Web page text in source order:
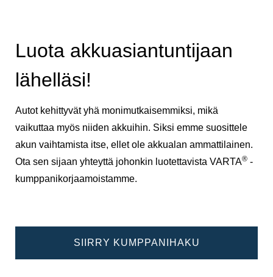
Luota akkuasiantuntijaan
lähelläsi!
Autot kehittyvät yhä monimutkaisemmiksi, mikä
vaikuttaa myös niiden akkuihin. Siksi emme suosittele
akun vaihtamista itse, ellet ole akkualan ammattilainen.
Ota sen sijaan yhteyttä johonkin luotettavista VARTA® -
kumppanikorjaamoistamme.
SIIRRY KUMPPANIHAKU